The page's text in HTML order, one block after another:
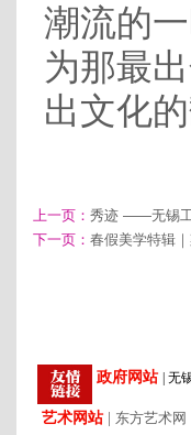
潮流的
为那最
出文化
上一页： 秀迹 ——无锡工
下一页： 春假美学特辑
政府网站 无
艺术网站 东方艺术网